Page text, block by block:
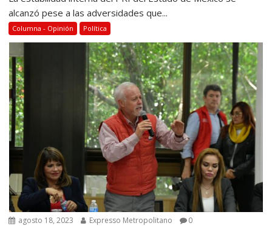
alcanzó pese a las adversidades que...
Columna - Opinión Política
agosto 18, 2023 Expresso Metropolitano 0